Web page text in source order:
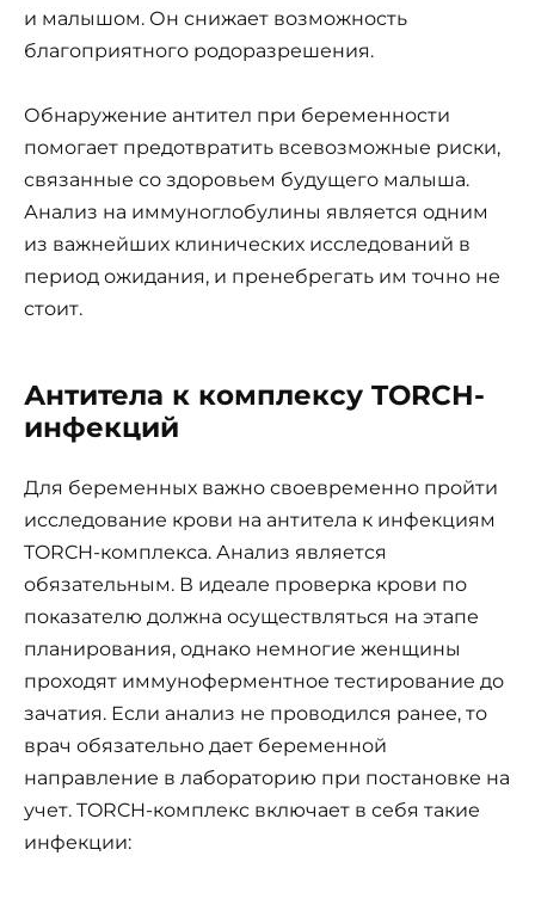
и малышом. Он снижает возможность
благоприятного родоразрешения.
Обнаружение антител при беременности
помогает предотвратить всевозможные риски,
связанные со здоровьем будущего малыша.
Анализ на иммуноглобулины является одним
из важнейших клинических исследований в
период ожидания, и пренебрегать им точно не
стоит.
Антитела к комплексу TORCH-
инфекций
Для беременных важно своевременно пройти
исследование крови на антитела к инфекциям
TORCH-комплекса. Анализ является
обязательным. В идеале проверка крови по
показателю должна осуществляться на этапе
планирования, однако немногие женщины
проходят иммуноферментное тестирование до
зачатия. Если анализ не проводился ранее, то
врач обязательно дает беременной
направление в лабораторию при постановке на
учет. TORCH-комплекс включает в себя такие
инфекции: